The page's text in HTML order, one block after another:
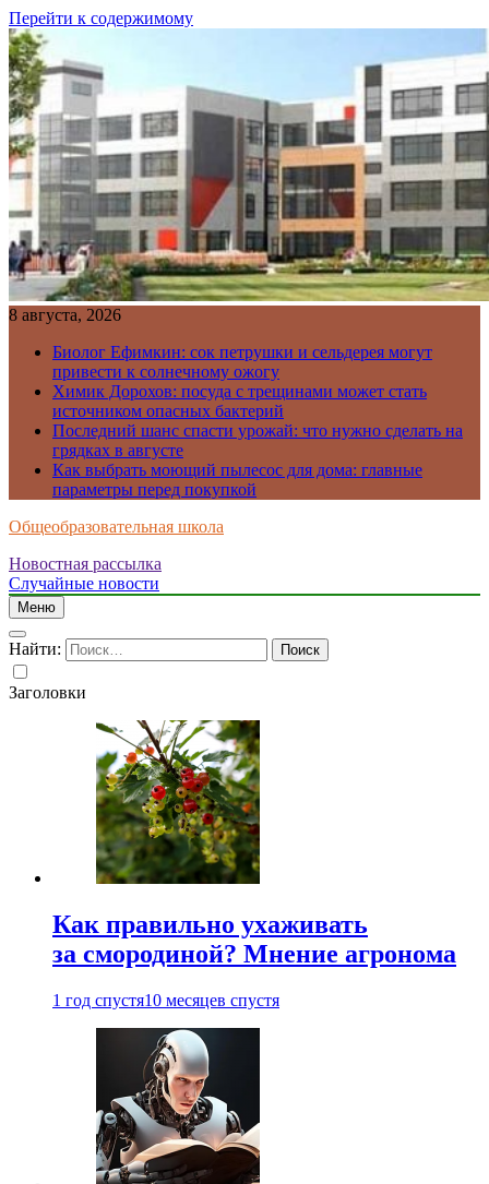
Перейти к содержимому
8 августа, 2026
Биолог Ефимкин: сок петрушки и сельдерея могут
привести к солнечному ожогу
Химик Дорохов: посуда с трещинами может стать
источником опасных бактерий
Последний шанс спасти урожай: что нужно сделать на
грядках в августе
Как выбрать моющий пылесос для дома: главные
параметры перед покупкой
Общеобразовательная школа
Новостная рассылка
Случайные новости
Меню
Найти:
Заголовки
Как правильно ухаживать
за смородиной? Мнение агронома
1 год спустя10 месяцев спустя